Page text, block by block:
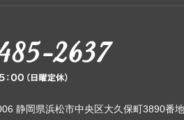
静岡県浜松市中央区大久保町3890番地